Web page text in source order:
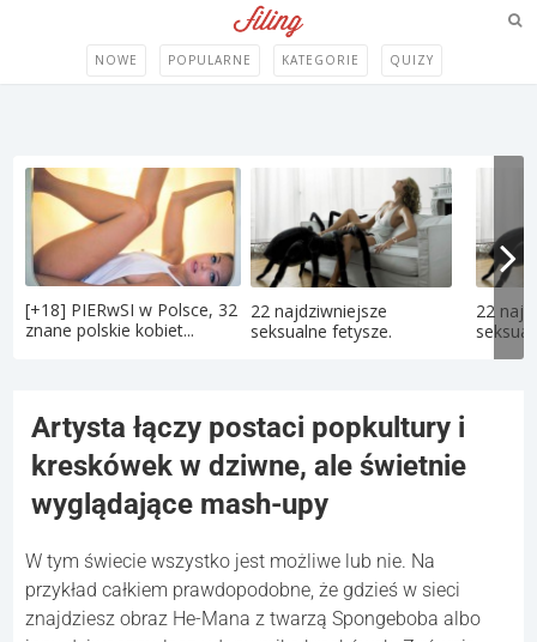
NOWE POPULARNE KATEGORIE QUIZY
[+18] PIERwSI w Polsce, 32
znane polskie kobiet...
22 najdziwniejsze
seksualne fetysze.
22
Artysta łączy postaci popkultury i
kreskówek w dziwne, ale świetnie
wyglądające mash-upy
W tym świecie wszystko jest możliwe lub nie. Na
przykład całkiem prawdopodobne, że gdzieś w sieci
znajdziesz obraz He-Mana z twarzą Spongeboba albo